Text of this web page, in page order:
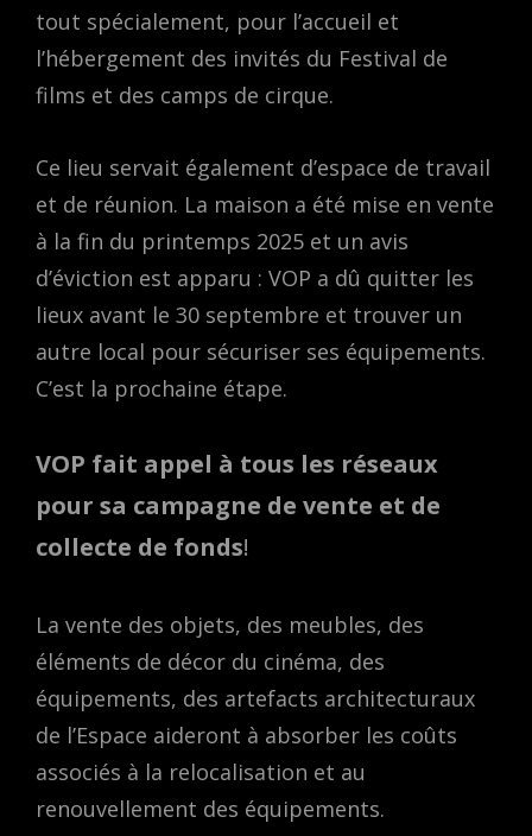
tout spécialement, pour l’accueil et
l’hébergement des invités du Festival de
films et des camps de cirque.
Ce lieu servait également d’espace de travail
et de réunion. La maison a été mise en vente
à la fin du printemps 2025 et un avis
d’éviction est apparu : VOP a dû quitter les
lieux avant le 30 septembre et trouver un
autre local pour sécuriser ses équipements.
C’est la prochaine étape.
VOP fait appel à tous les réseaux
pour sa campagne de vente et de
collecte de fonds!
La vente des objets, des meubles, des
éléments de décor du cinéma, des
équipements, des artefacts architecturaux
de l’Espace aideront à absorber les coûts
associés à la relocalisation et au
renouvellement des équipements.